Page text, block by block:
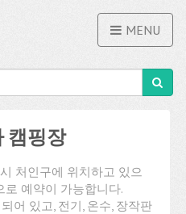
MENU
캠핑장
처인구에 위치하고 있으
예약이 가능합니다.
어 있고, 전기, 온수, 장작판